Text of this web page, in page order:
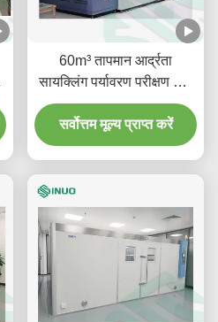
60m³ तापमान आर्द्रता
सायक्लिंग पर्यावरण परीक्षण कक्ष
में चलना
सर्वोत्तम मूल्य प्राप्त करें